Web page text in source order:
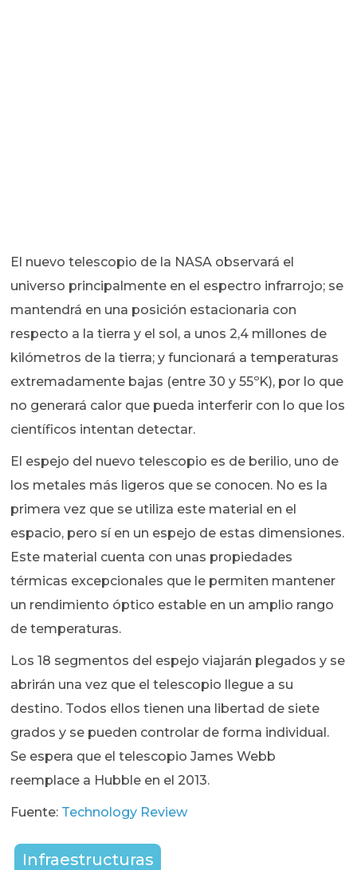
El nuevo telescopio de la NASA observará el
universo principalmente en el espectro infrarrojo; se
mantendrá en una posición estacionaria con
respecto a la tierra y el sol, a unos 2,4 millones de
kilómetros de la tierra; y funcionará a temperaturas
extremadamente bajas (entre 30 y 55ºK), por lo que
no generará calor que pueda interferir con lo que los
científicos intentan detectar.
El espejo del nuevo telescopio es de berilio, uno de
los metales más ligeros que se conocen. No es la
primera vez que se utiliza este material en el
espacio, pero sí en un espejo de estas dimensiones.
Este material cuenta con unas propiedades
térmicas excepcionales que le permiten mantener
un rendimiento óptico estable en un amplio rango
de temperaturas.
Los 18 segmentos del espejo viajarán plegados y se
abrirán una vez que el telescopio llegue a su
destino. Todos ellos tienen una libertad de siete
grados y se pueden controlar de forma individual.
Se espera que el telescopio James Webb
reemplace a Hubble en el 2013.
Fuente: Technology Review
Infraestructuras